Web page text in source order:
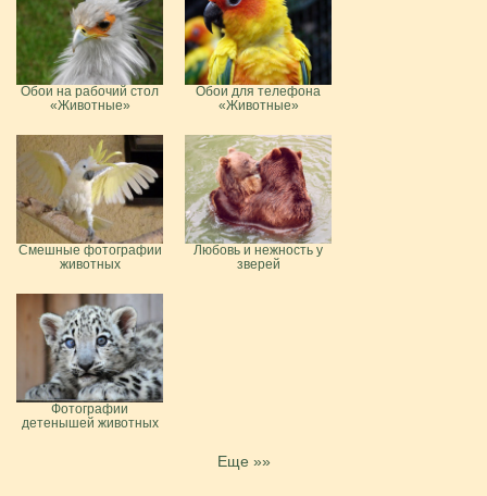
Обои на рабочий стол
«Животные»
Обои для телефона
«Животные»
Смешные фотографии
животных
Любовь и нежность у
зверей
Фотографии
детенышей животных
Еще »»